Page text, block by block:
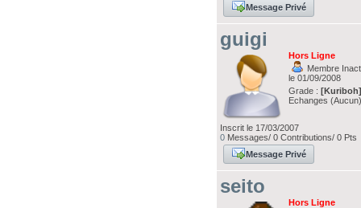
Message Privé
guigi
Hors Ligne
Membre
le 01/09/2008
Grade :
Echanges
Inscrit le 17/03/2007
0 Messages/ 0 Contributions/ 0 Pts
Message Privé
seito
Hors Ligne